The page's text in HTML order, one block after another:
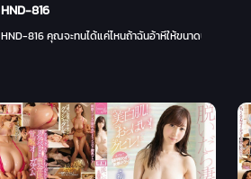
HND-816
HND-816 คุณจะทนได้แค่ไหนถ้าฉันอ้าหีให้ขนาดนี้ - คะนะ เ